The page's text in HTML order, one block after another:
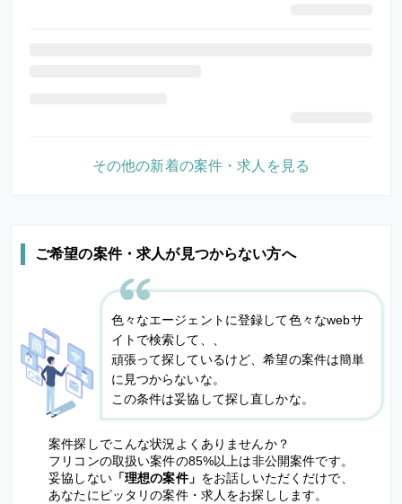
ご希望の案件・求人が見つからない方へ
色々なエージェントに登録して色々なwebサ
イトで検索して、、
頑張って探しているけど、希望の案件は簡単
に見つからないな。
この条件は妥協して探し直しかな。
案件探しでこんな状況よくありませんか？
フリコンの取扱い案件の85%以上は非公開案件です。
妥協しない「理想の案件」 をお話しいただくだけで、
あなたにピッタリの案件・求人をお探しします。
その他の新着の案件・求人を見る